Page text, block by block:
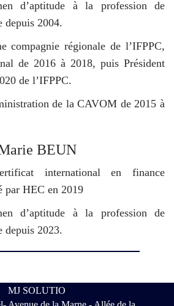
d’aptitude à la profession de
depuis 2004.
compagnie régionale de l’IFPPC,
de 2016 à 2018, puis Président
de l’IFPPC.
de la CAVOM de 2015 à
BEUN
international en finance
par HEC en 2019
d’aptitude à la profession de
depuis 2023.
MJ SOLUTIO